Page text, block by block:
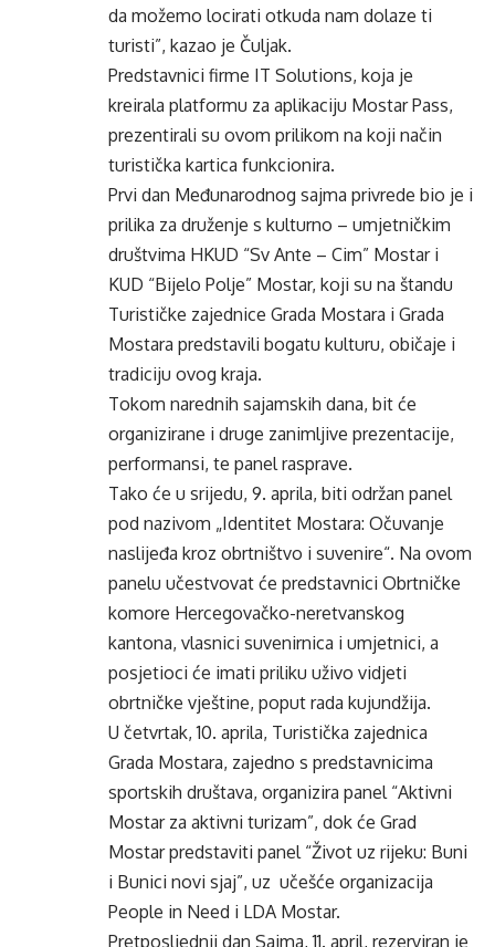
da možemo locirati otkuda nam dolaze ti
turisti”, kazao je Čuljak.
Predstavnici firme IT Solutions, koja je
kreirala platformu za aplikaciju Mostar Pass,
prezentirali su ovom prilikom na koji način
turistička kartica funkcionira.
Prvi dan Međunarodnog sajma privrede bio je i
prilika za druženje s kulturno – umjetničkim
društvima HKUD “Sv Ante – Cim” Mostar i
KUD “Bijelo Polje” Mostar, koji su na štandu
Turističke zajednice Grada Mostara i Grada
Mostara predstavili bogatu kulturu, običaje i
tradiciju ovog kraja.
Tokom narednih sajamskih dana, bit će
organizirane i druge zanimljive prezentacije,
performansi, te panel rasprave.
Tako će u srijedu, 9. aprila, biti održan panel
pod nazivom „Identitet Mostara: Očuvanje
naslijeđa kroz obrtništvo i suvenire“. Na ovom
panelu učestvovat će predstavnici Obrtničke
komore Hercegovačko-neretvanskog
kantona, vlasnici suvenirnica i umjetnici, a
posjetioci će imati priliku uživo vidjeti
obrtničke vještine, poput rada kujundžija.
U četvrtak, 10. aprila, Turistička zajednica
Grada Mostara, zajedno s predstavnicima
sportskih društava, organizira panel “Aktivni
Mostar za aktivni turizam”, dok će Grad
Mostar predstaviti panel “Život uz rijeku: Buni
i Bunici novi sjaj”, uz učešće organizacija
People in Need i LDA Mostar.
Pretposljednji dan Sajma, 11. april, rezerviran je